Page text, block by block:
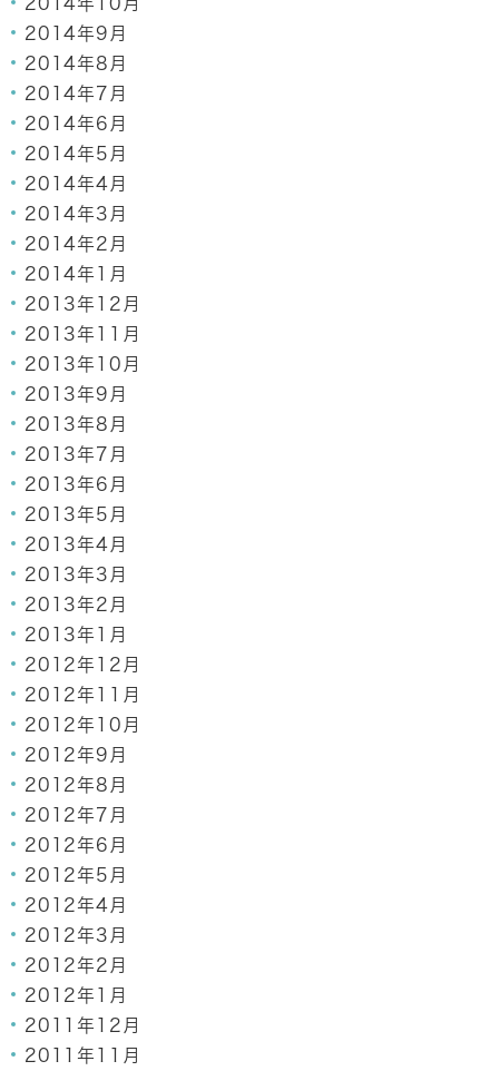
2014年9月
2014年8月
2014年7月
2014年6月
2014年5月
2014年4月
2014年3月
2014年2月
2014年1月
2013年12月
2013年11月
2013年10月
2013年9月
2013年8月
2013年7月
2013年6月
2013年5月
2013年4月
2013年3月
2013年2月
2013年1月
2012年12月
2012年11月
2012年10月
2012年9月
2012年8月
2012年7月
2012年6月
2012年5月
2012年4月
2012年3月
2012年2月
2012年1月
2011年12月
2011年11月